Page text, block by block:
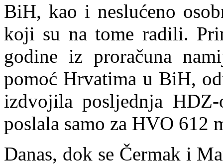
BiH, kao i neslućeno
koji su na tome radili.
godine iz proračuna
pomoć Hrvatima u BiH,
izdvojila posljednja
poslala samo za HVO 612
Danas, dok se Čermak i